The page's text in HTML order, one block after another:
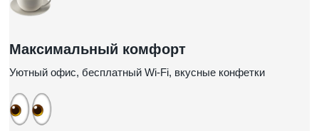
Максимальный комфорт
Уютный офис, бесплатный Wi-Fi, вкусные конфетки